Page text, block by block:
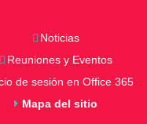
Noticias
Reuniones y Eventos
de sesión en Office 365
Mapa del sitio